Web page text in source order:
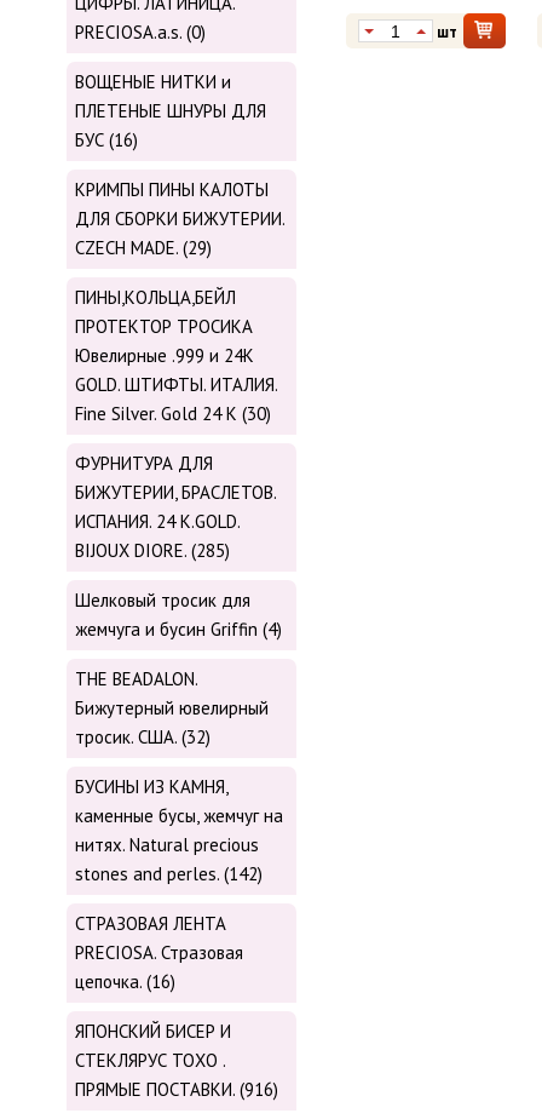
PRECIOSA.a.s. (0)
ВОЩЕНЫЕ НИТКИ и
ПЛЕТЕНЫЕ ШНУРЫ ДЛЯ
БУС (16)
КРИМПЫ ПИНЫ КАЛОТЫ
ДЛЯ СБОРКИ БИЖУТЕРИИ.
CZECH MADE. (29)
ПИНЫ,КОЛЬЦА,БЕЙЛ
ПРОТЕКТОР ТРОСИКА
Ювелирные .999 и 24К
GOLD. ШТИФТЫ. ИТАЛИЯ.
Fine Silver. Gold 24 K (30)
ФУРНИТУРА ДЛЯ
БИЖУТЕРИИ, БРАСЛЕТОВ.
ИСПАНИЯ. 24 K.GOLD.
BIJOUX DIORE. (285)
Шелковый тросик для
жемчуга и бусин Griffin (4)
THE BEADALON.
Бижутерный ювелирный
тросик. США. (32)
БУСИНЫ ИЗ КАМНЯ,
каменные бусы, жемчуг на
нитях. Natural precious
stones and perles. (142)
СТРАЗОВАЯ ЛЕНТА
PRECIOSA. Стразовая
цепочка. (16)
ЯПОНСКИЙ БИСЕР И
СТЕКЛЯРУС TOХО .
ПРЯМЫЕ ПОСТАВКИ. (916)
шт